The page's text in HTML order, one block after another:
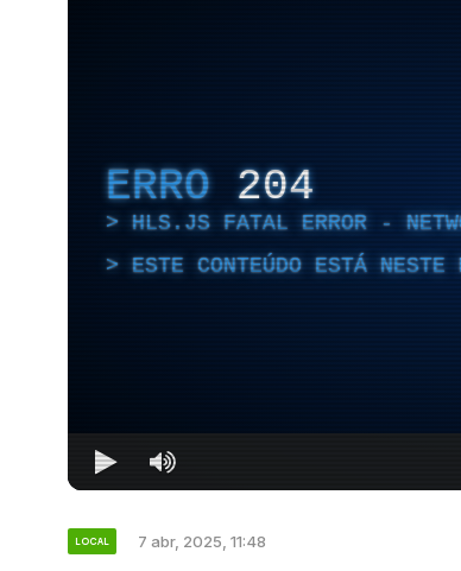
ERRO 204
HLS.JS FATAL ERROR -
ESTE CONTEÚDO ESTÁ NESTE
LOCAL 7 abr, 2025, 11:48